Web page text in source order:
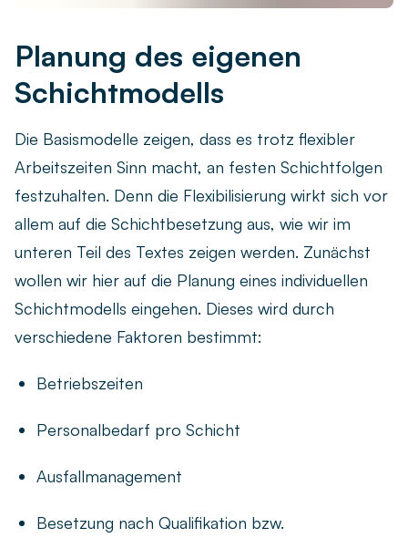
Planung des eigenen
Schichtmodells
Die Basismodelle zeigen, dass es trotz flexibler
Arbeitszeiten Sinn macht, an festen Schichtfolgen
festzuhalten. Denn die Flexibilisierung wirkt sich vor
allem auf die Schichtbesetzung aus, wie wir im
unteren Teil des Textes zeigen werden. Zunächst
wollen wir hier auf die Planung eines individuellen
Schichtmodells eingehen. Dieses wird durch
verschiedene Faktoren bestimmt:
Betriebszeiten
Personalbedarf pro Schicht
Ausfallmanagement
Besetzung nach Qualifikation bzw.